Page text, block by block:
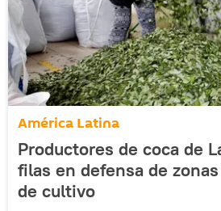
América Latina
Productores de coca de
filas en defensa de
de cultivo